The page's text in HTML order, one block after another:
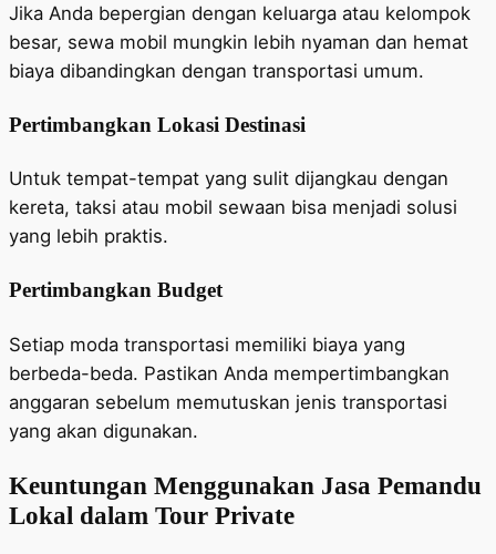
Jika Anda bepergian dengan keluarga atau kelompok
besar, sewa mobil mungkin lebih nyaman dan hemat
biaya dibandingkan dengan transportasi umum.
Pertimbangkan Lokasi Destinasi
Untuk tempat-tempat yang sulit dijangkau dengan
kereta, taksi atau mobil sewaan bisa menjadi solusi
yang lebih praktis.
Pertimbangkan Budget
Setiap moda transportasi memiliki biaya yang
berbeda-beda. Pastikan Anda mempertimbangkan
anggaran sebelum memutuskan jenis transportasi
yang akan digunakan.
Keuntungan Menggunakan Jasa Pemandu
Lokal dalam Tour Private